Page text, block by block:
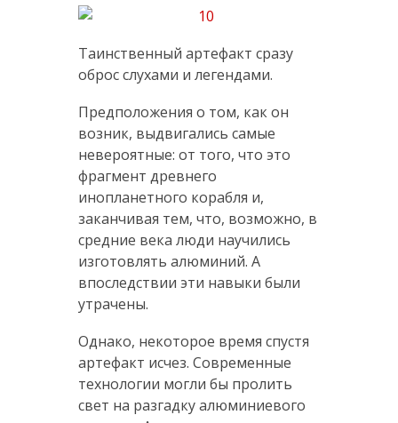
Таинственный артефакт сразу
оброс слухами и легендами.
Предположения о том, как он
возник, выдвигались самые
невероятные: от того, что это
фрагмент древнего
инопланетного корабля и,
заканчивая тем, что, возможно, в
средние века люди научились
изготовлять алюминий. А
впоследствии эти навыки были
утрачены.
Однако, некоторое время спустя
артефакт исчез. Современные
технологии могли бы пролить
свет на разгадку алюминиевого